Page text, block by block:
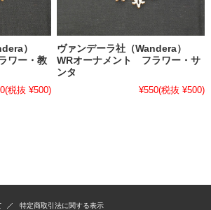
）
ワー・教
(税抜 ¥500)
ヴァンデーラ社（Wandera）
WRオーナメント フラワー・サ
ンタ
¥550(税抜 ¥500)
特定商取引法に関する表示